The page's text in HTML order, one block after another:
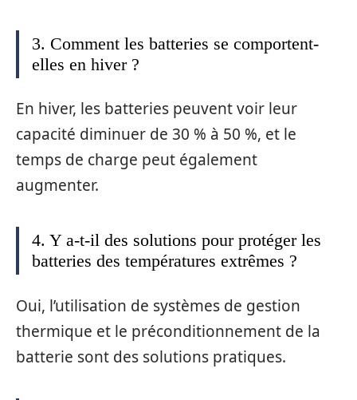
3. Comment les batteries se comportent-
elles en hiver ?
En hiver, les batteries peuvent voir leur
capacité diminuer de 30 % à 50 %, et le
temps de charge peut également
augmenter.
4. Y a-t-il des solutions pour protéger les
batteries des températures extrêmes ?
Oui, l’utilisation de systèmes de gestion
thermique et le préconditionnement de la
batterie sont des solutions pratiques.